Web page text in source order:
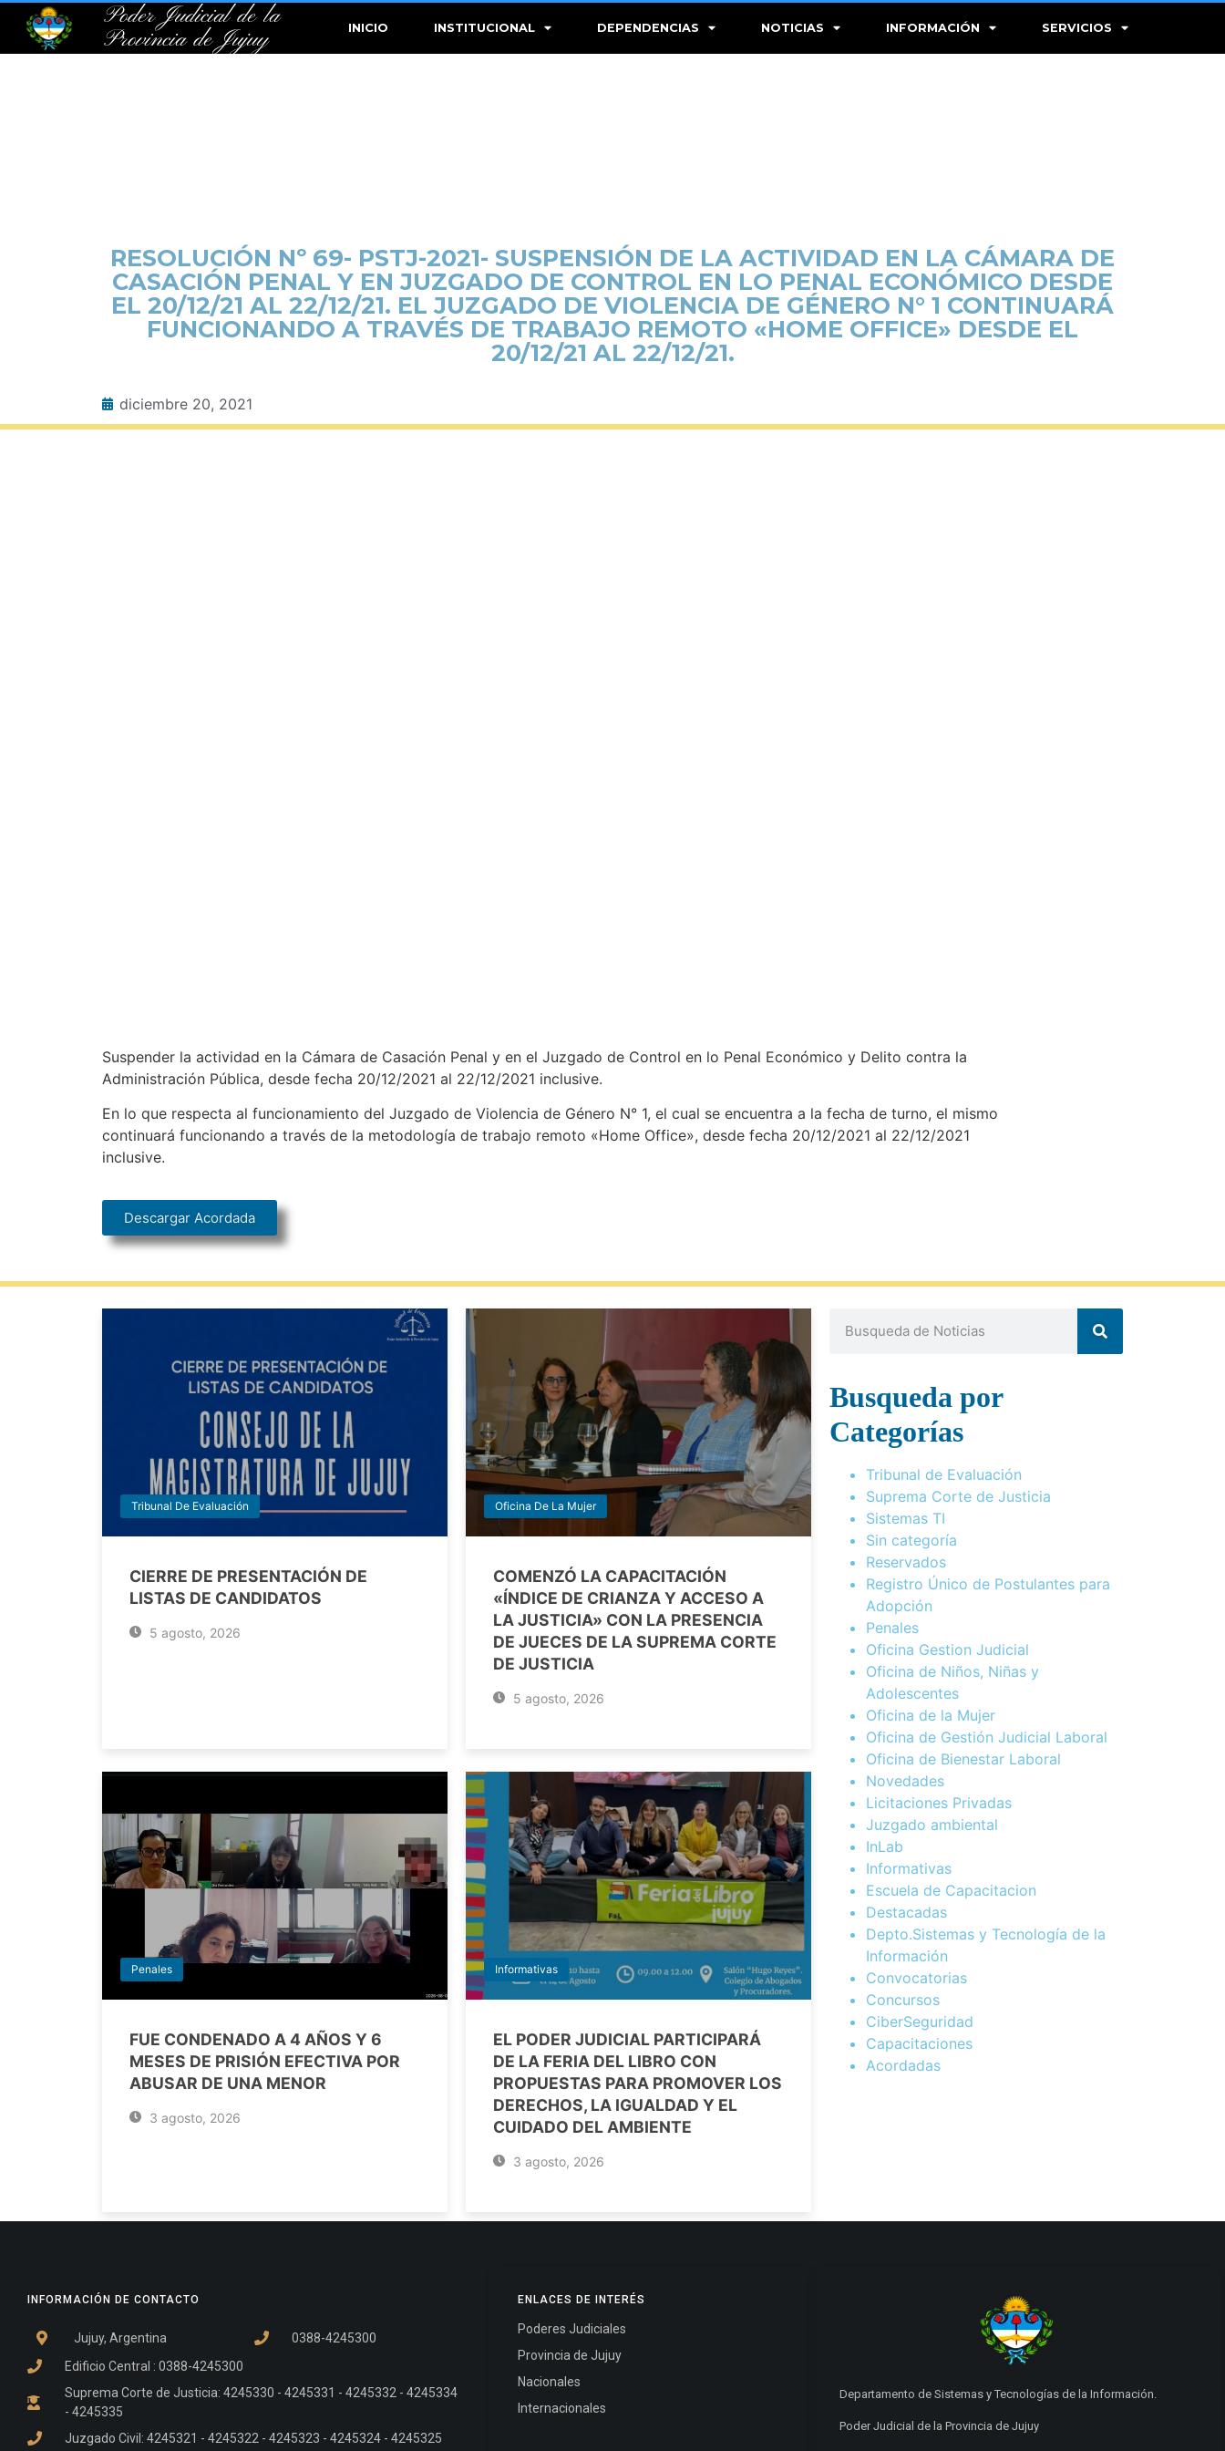
Poder Judicial de la
Provincia de Jujuy
INICIO INSTITUCIONAL DEPENDENCIAS NOTICIAS INFORMACIÓN SERVICIOS
RESOLUCIÓN Nº 69- PSTJ-2021- SUSPENSIÓN DE LA ACTIVIDAD EN LA CÁMARA DE
CASACIÓN PENAL Y EN JUZGADO DE CONTROL EN LO PENAL ECONÓMICO DESDE
EL 20/12/21 AL 22/12/21. EL JUZGADO DE VIOLENCIA DE GÉNERO N° 1 CONTINUARÁ
FUNCIONANDO A TRAVÉS DE TRABAJO REMOTO «HOME OFFICE» DESDE EL
20/12/21 AL 22/12/21.
diciembre 20, 2021
Suspender la actividad en la Cámara de Casación Penal y en el Juzgado de Control en lo Penal Económico y Delito contra la
Administración Pública, desde fecha 20/12/2021 al 22/12/2021 inclusive.
En lo que respecta al funcionamiento del Juzgado de Violencia de Género N° 1, el cual se encuentra a la fecha de turno, el mismo
continuará funcionando a través de la metodología de trabajo remoto «Home Office», desde fecha 20/12/2021 al 22/12/2021
inclusive.
Descargar Acordada
Tribunal De Evaluación
CIERRE DE PRESENTACIÓN DE
LISTAS DE CANDIDATOS
5 agosto, 2026
Oficina De La Mujer
COMENZÓ LA CAPACITACIÓN
«ÍNDICE DE CRIANZA Y ACCESO A
LA JUSTICIA» CON LA PRESENCIA
DE JUECES DE LA SUPREMA CORTE
DE JUSTICIA
5 agosto, 2026
Penales
FUE CONDENADO A 4 AÑOS Y 6
MESES DE PRISIÓN EFECTIVA POR
ABUSAR DE UNA MENOR
3 agosto, 2026
Informativas
EL PODER JUDICIAL PARTICIPARÁ
DE LA FERIA DEL LIBRO CON
PROPUESTAS PARA PROMOVER LOS
DERECHOS, LA IGUALDAD Y EL
CUIDADO DEL AMBIENTE
3 agosto, 2026
Busqueda por
Categorías
Tribunal de Evaluación
Suprema Corte de Justicia
Sistemas TI
Sin categoría
Reservados
Registro Único de Postulantes para
Adopción
Penales
Oficina Gestion Judicial
Oficina de Niños, Niñas y
Adolescentes
Oficina de la Mujer
Oficina de Gestión Judicial Laboral
Oficina de Bienestar Laboral
Novedades
Licitaciones Privadas
Juzgado ambiental
InLab
Informativas
Escuela de Capacitacion
Destacadas
Depto.Sistemas y Tecnología de la
Información
Convocatorias
Concursos
CiberSeguridad
Capacitaciones
Acordadas
INFORMACIÓN DE CONTACTO
Jujuy, Argentina
0388-4245300
Edificio Central : 0388-4245300
Suprema Corte de Justicia: 4245330 - 4245331 - 4245332 - 4245334
- 4245335
Juzgado Civil: 4245321 - 4245322 - 4245323 - 4245324 - 4245325
ENLACES DE INTERÉS
Poderes Judiciales
Provincia de Jujuy
Nacionales
Internacionales
Departamento de Sistemas y Tecnologías de la Información.
Poder Judicial de la Provincia de Jujuy